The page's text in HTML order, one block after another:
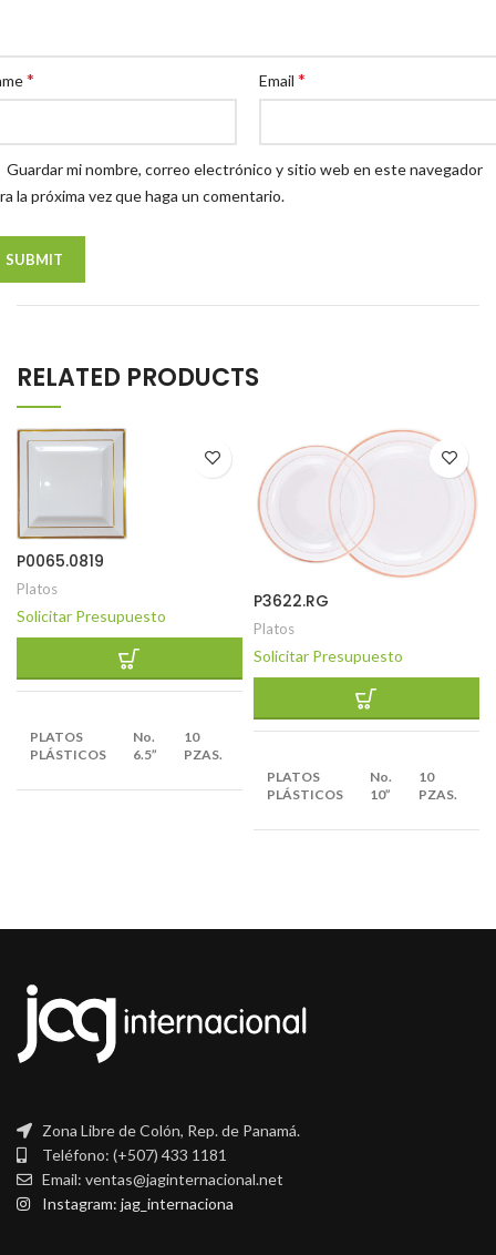
* Email *
Guardar mi nombre, correo electrónico y sitio web en este navegador
la próxima vez que haga un comentario.
RELATED PRODUCTS
P0065.0819
Platos
Solicitar Presupuesto
PLATOS
PLÁSTICOS
No.
6.5”
10
PZAS.
EMPAQUE
P3622.RG
Platos
Solicitar Presupuesto
PLATOS
PLÁSTICOS
No.
10”
10
PZAS.
Zona Libre de Colón, Rep. de Panamá.
Teléfono: (+507) 433 1181
Email: ventas@jaginternacional.net
Instagram: jag_internaciona